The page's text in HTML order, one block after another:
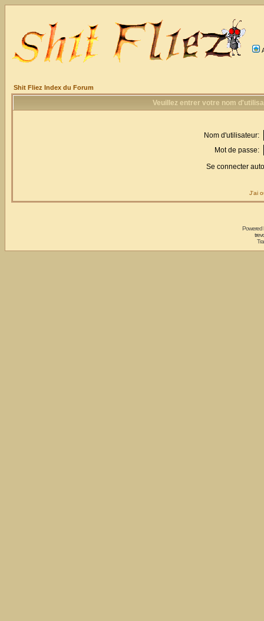
Shit Fliez Index du Forum
Veuillez entrer votre nom
Nom d'utilisateur:
Mot de passe:
Se connecter
J'ai
Powered